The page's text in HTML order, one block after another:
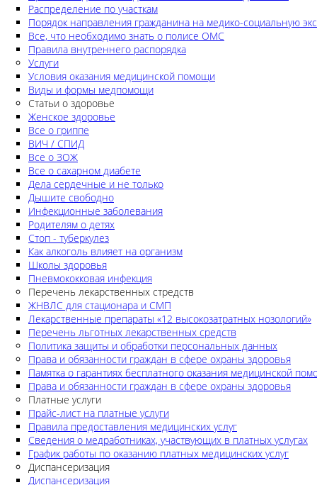
Распределение по участкам
Порядок направления гражданина на медико-социальную
Все, что необходимо знать о полисе ОМС
Правила внутреннего распорядка
Услуги
Условия оказания медицинской помощи
Виды и формы медпомощи
Статьи о здоровье
Женское здоровье
Все о гриппе
ВИЧ / СПИД
Все о ЗОЖ
Все о сахарном диабете
Дела сердечные и не только
Дышите свободно
Инфекционные заболевания
Родителям о детях
Стоп - туберкулез
Как алкоголь влияет на организм
Школы здоровья
Пневмококковая инфекция
Перечень лекарственных стредств
ЖНВЛС для стационара и СМП
Лекарственные препараты «12 высокозатратных нозологий»
Перечень льготных лекарственных средств
Политика защиты и обработки персональных данных
Права и обязанности граждан в сфере охраны здоровья
Памятка о гарантиях бесплатного оказания медицинской
Права и обязанности граждан в сфере охраны здоровья
Платные услуги
Прайс-лист на платные услуги
Правила предоставления медицинских услуг
Сведения о медработниках, участвующих в платных услугах
График работы по оказанию платных медицинских услуг
Диспансеризация
Диспансеризация